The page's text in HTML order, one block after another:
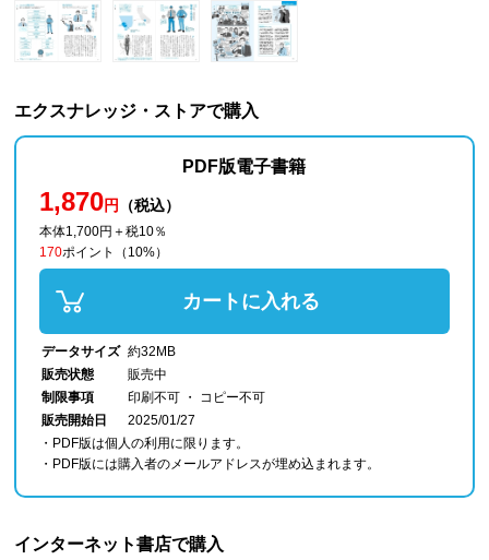
エクスナレッジ・ストアで購入
PDF版電子書籍
1,870円 （税込）
本体1,700円＋税10％
170ポイント （10%）
カートに入れる
データサイズ 約32MB
販売状態
販売中
制限事項
印刷不可 ・ コピー不可
販売開始日
2025/01/27
・PDF版は個人の利用に限ります。
・PDF版には購入者のメールアドレスが埋め込まれます。
インターネット書店で購入